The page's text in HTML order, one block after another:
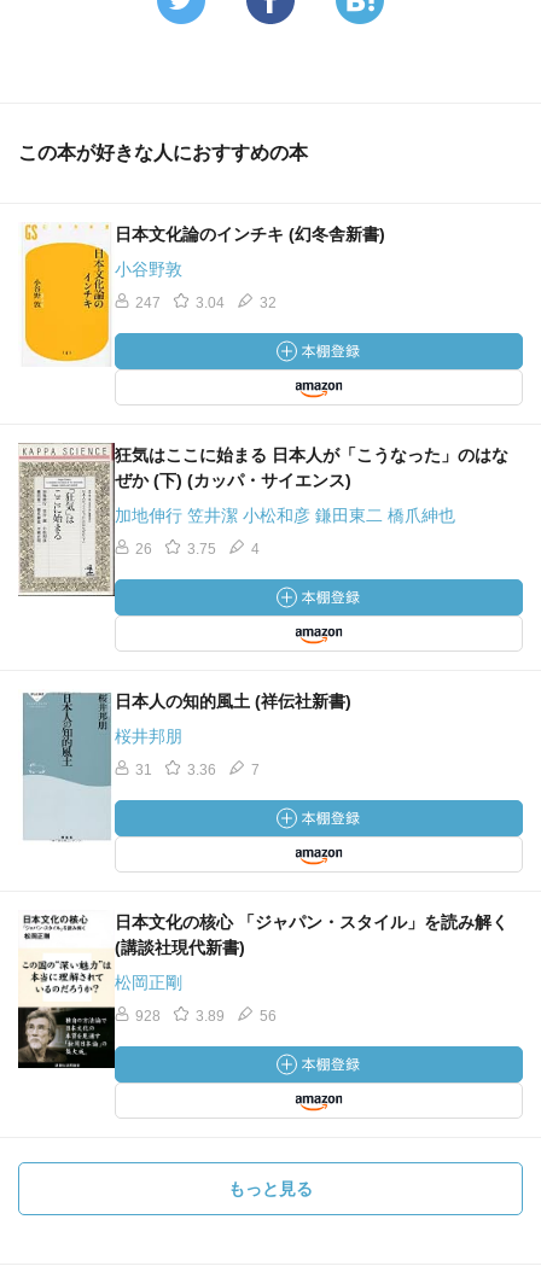
この本が好きな人におすすめの本
日本文化論のインチキ (幻冬舎新書)
小谷野敦
247 3.04 32
狂気はここに始まる 日本人が「こうなった」のはな
ぜか (下) (カッパ・サイエンス)
加地伸行 笠井潔 小松和彦 鎌田東二 橋爪紳也
26 3.75 4
日本人の知的風土 (祥伝社新書)
桜井邦朋
31 3.36 7
日本文化の核心 「ジャパン・スタイル」を読み解く
(講談社現代新書)
松岡正剛
928 3.89 56
もっと見る